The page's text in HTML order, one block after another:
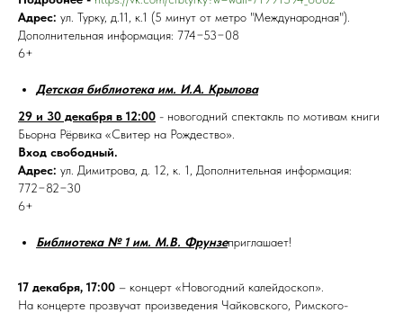
Адрес: ул. Турку, д.11, к.1 (5 минут от метро "Международная").
Дополнительная информация: 774−53−08
6+
Детская библиотека им. И.А. Крылова
29 и 30 декабря в 12:00 - новогодний спектакль по мотивам книги
Бьорна Рёрвика «Свитер на Рождество».
Вход свободный.
Адрес: ул. Димитрова, д. 12, к. 1, Дополнительная информация:
772−82−30
6+
Библиотека № 1 им. М.В. Фрунзеприглашает!
17 декабря, 17:00 – концерт «Новогодний калейдоскоп».
На концерте прозвучат произведения Чайковского, Римского-